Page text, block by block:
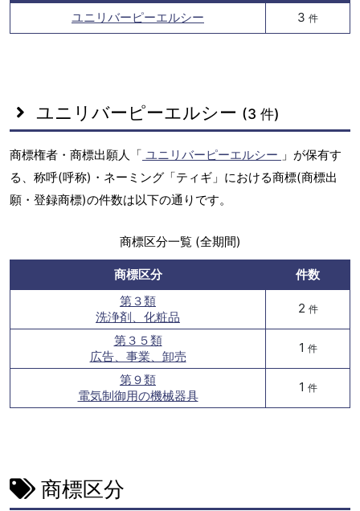
ユニリバーピーエルシー
3 件
ユニリバーピーエルシー (3 件)
商標権者・商標出願人「 ユニリバーピーエルシー 」が保有す
る、称呼(呼称)・ネーミング「ティギ」における商標(商標出
願・登録商標)の件数は以下の通りです。
商標区分一覧 (全期間)
商標区分
件数
第３類
洗浄剤、化粧品
2 件
第３５類
広告、事業、卸売
1 件
第９類
電気制御用の機械器具
1 件
商標区分